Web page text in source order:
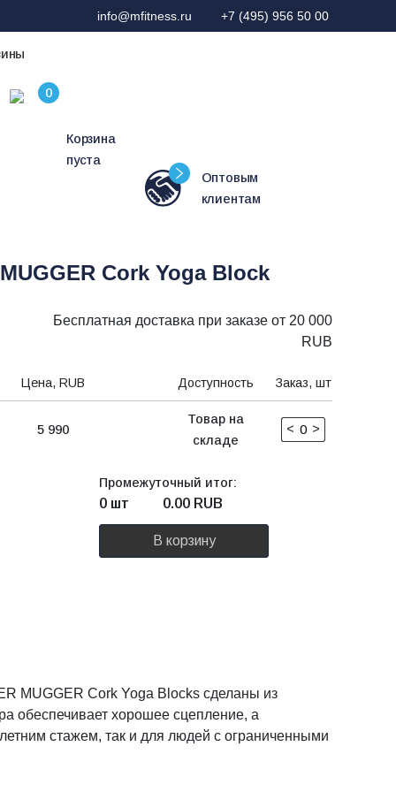
info@mfitness.ru +7 (495) 956 50 00
Корзина
пуста
Оптовым
клиентам
Cork Yoga Block
Бесплатная доставка при заказе от 20 000
RUB
Цена, RUB Доступность Заказ, шт
5 990
Товар на
складе
< >
Промежуточный итог:
0 шт 0.00 RUB
В корзину
MUGGER Cork Yoga Blocks сделаны из
обеспечивает хорошее сцепление, а
стажем, так и для людей с ограниченными